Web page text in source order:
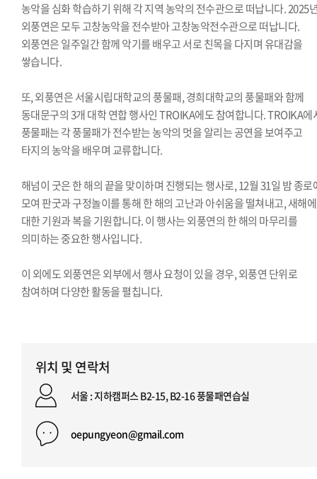
농악을 심화 학습하기 위해 각 지역 농악의 전수관으로 떠납니다. 2025
외풍연은 모두 고창농악을 전수받아 고창농악전수관으로 떠납니다.
외풍연은 일주일간 함께 악기를 배우고 서로 친목을 다지며 유대감을
쌓습니다.
또, 외풍연은 서울시립대학교의 풍물패, 경희대학교의 풍물패와 함께
동대문구의 3개 대학 연합 행사인 TROIKA에도 참여합니다. TROIKA에
풍물패는 각 풍물패가 전수받는 농악의 멋을 알리는 공연을 보여주고
타지의 농악을 배우며 교류합니다.
해넘이 굿은 한 해의 끝을 맞이하며 진행되는 행사로, 12월 31일 밤 종로
모여 판굿과 구정놀이를 통해 한 해의 고난과 아쉬움을 떨쳐내고, 새해에
대한 기원과 복을 기원합니다. 이 행사는 외풍연의 한 해의 마무리를
의미하는 중요한 행사입니다.
이 외에도 외풍연은 외부에서 행사 요청이 있을 경우, 외풍연 단위로
참여하며 다양한 활동을 펼칩니다.
위치 및 연락처
서울 : 지하캠퍼스 B2-15, B2-16 풍물패연습실
oepungyeon@gmail.com